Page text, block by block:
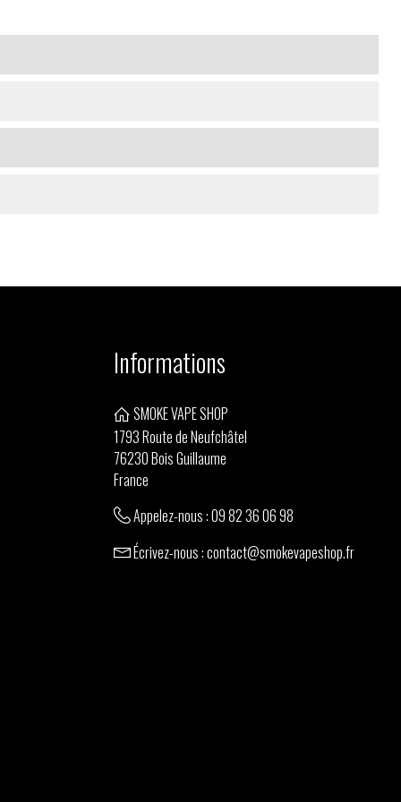
Informations
SMOKE VAPE SHOP
1793 Route de Neufchâtel
76230 Bois Guillaume
France
Appelez-nous :09 82 36 06 98
Écrivez-nous :contact@smokevapeshop.fr